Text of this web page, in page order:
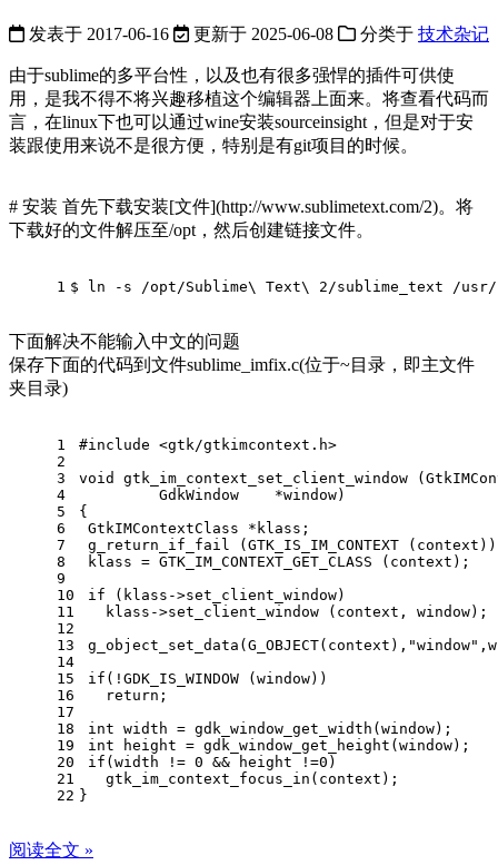
发表于 2017-06-16 更新于 2025-06-08 分类于 技术杂记
由于sublime的多平台性，以及也有很多强悍的插件可供使
用，是我不得不将兴趣移植这个编辑器上面来。将查看代码而
言，在linux下也可以通过wine安装sourceinsight，但是对于安
装跟使用来说不是很方便，特别是有git项目的时候。
# 安装 首先下载安装[文件](http://www.sublimetext.com/2)。将
下载好的文件解压至/opt，然后创建链接文件。
1 $ ln -s /opt/Sublime\ Text\ 2/sublime_text /
下面解决不能输入中文的问题
保存下面的代码到文件sublime_imfix.c(位于~目录，即主文件
夹目录)
1
2
3
4
5
6
7
8
9
10
11
12
13
14
15
16
17
18
19
20
21
22
#include <gtk/gtkimcontext.h>
void
gtk_im_context_set_client_window
         GdkWindow    *window)
{
GtkIMContextClass *klass;
g_return_if_fail (GTK_IS_IM_CONTEXT
klass = GTK_IM_CONTEXT_GET_CLASS (context);
if (klass->set_client_window)
   klass->set_client_window (context, window);
g_object_set_data(G_OBJECT(context), "window"
if (!GDK_IS_WINDOW (window))
return ;
int width = gdk_window_get_width(window);
int height = gdk_window_get_height(window);
if (width != 0 && height !=0 )
   gtk_im_context_focus_in(context);
}
阅读全文 »